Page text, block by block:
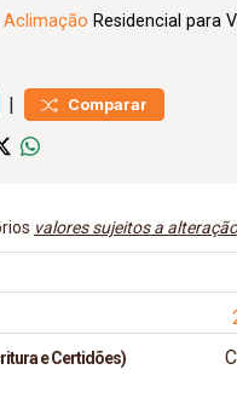
Aclimação Residencial para
| Comparar
valores sujeitos a
e Certidões)